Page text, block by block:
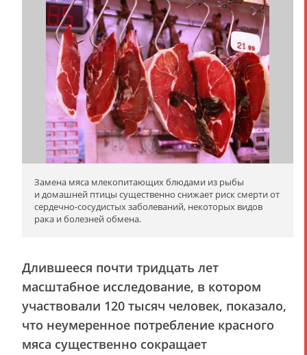
Замена мяса млекопитающих блюдами из рыбы
и домашней птицы существенно снижает риск смерти от
сердечно-сосудистых заболеваний, некоторых видов
рака и болезней обмена.
Длившееся почти тридцать лет
масштабное исследование, в котором
участвовали 120 тысяч человек, показало,
что неумеренное потребление красного
мяса существенно сокращает